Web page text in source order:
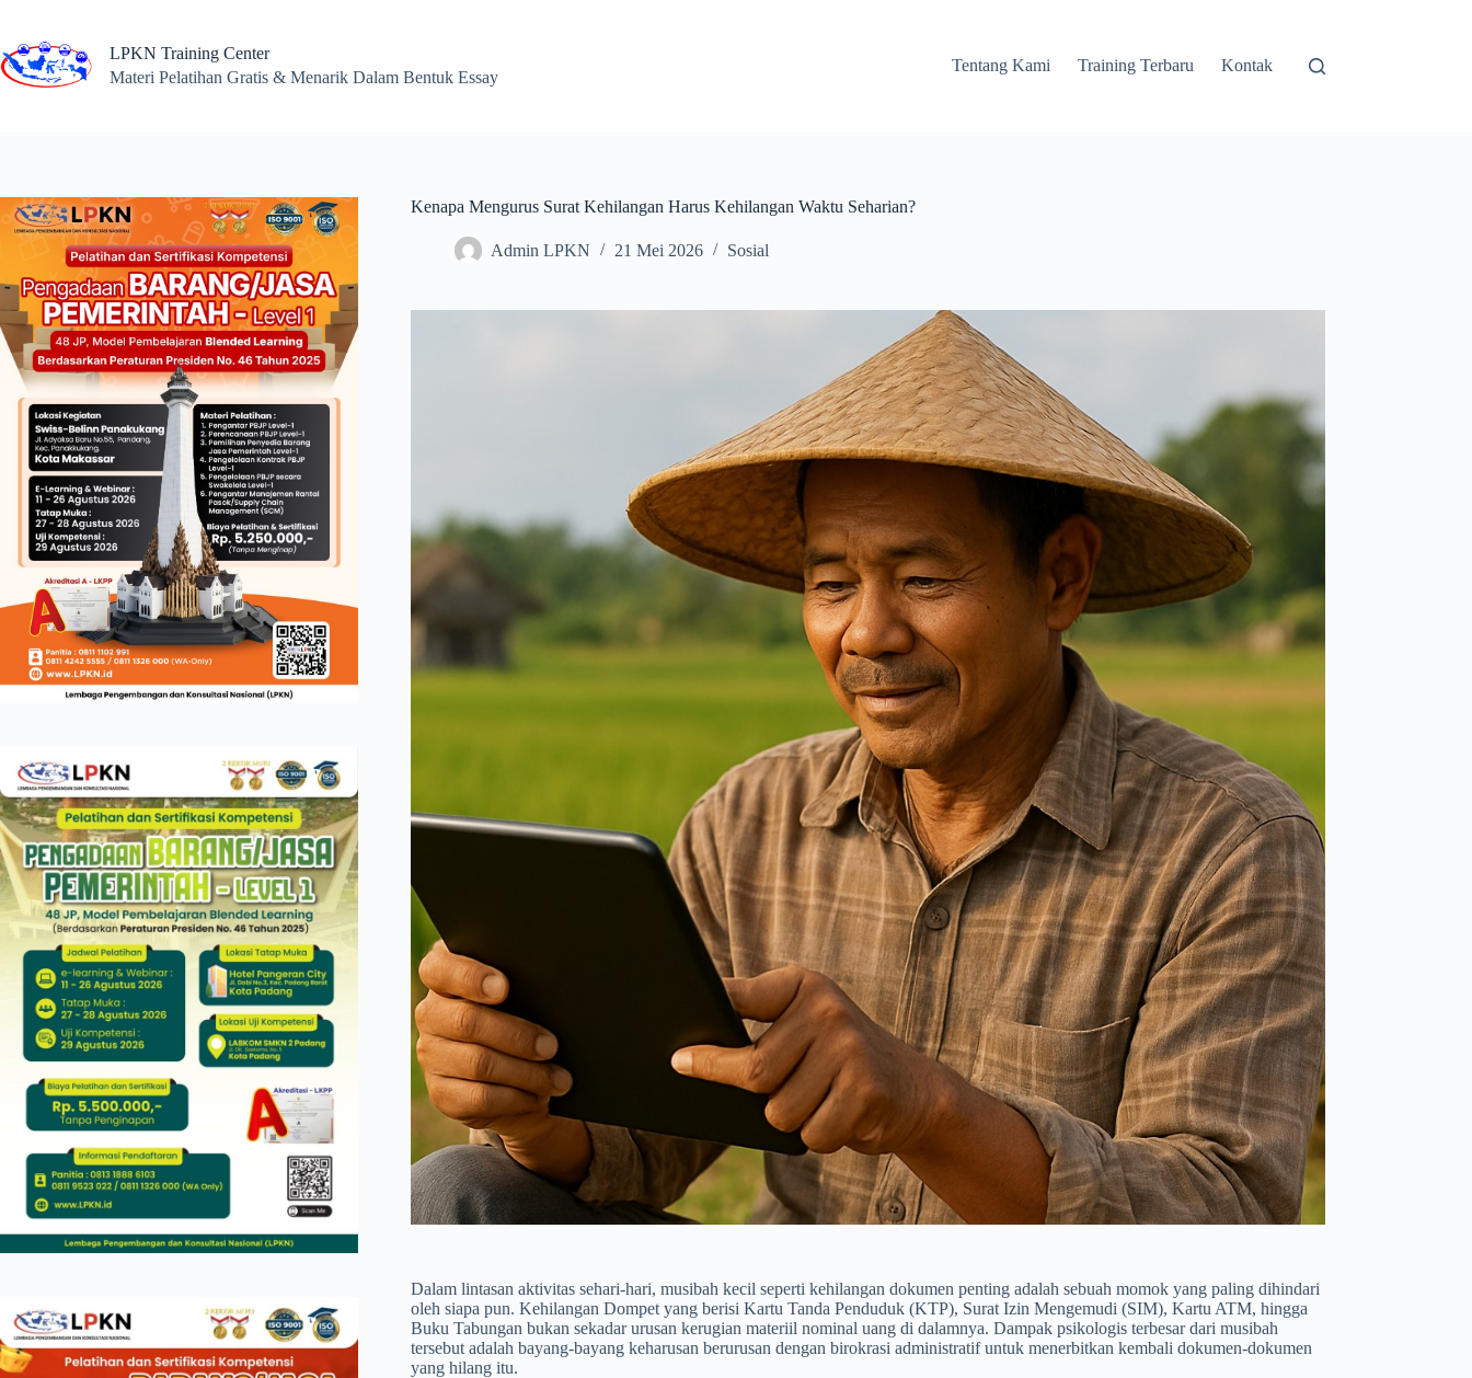
content
LPKN Training Center
Materi Pelatihan Gratis & Menarik Dalam Bentuk Essay
Tentang Kami Training Terbaru Kontak
Kenapa Mengurus Surat Kehilangan Harus Kehilangan Waktu Seharian?
Admin LPKN 21 Mei 2026 Sosial
Dalam lintasan aktivitas sehari-hari, musibah kecil seperti kehilangan dokumen penting adalah sebuah momok yang paling dihindari
oleh siapa pun. Kehilangan Dompet yang berisi Kartu Tanda Penduduk (KTP), Surat Izin Mengemudi (SIM), Kartu ATM, hingga
Buku Tabungan bukan sekadar urusan kerugian materiil nominal uang di dalamnya. Dampak psikologis terbesar dari musibah
tersebut adalah bayang-bayang keharusan berurusan dengan birokrasi administratif untuk menerbitkan kembali dokumen-dokumen
yang hilang itu.